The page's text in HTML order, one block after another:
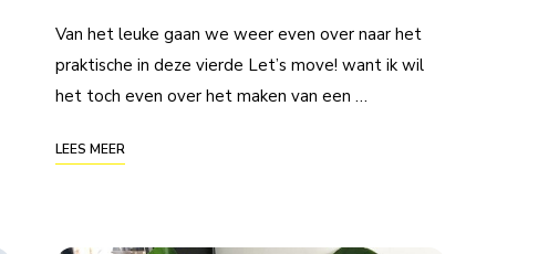
Van het leuke gaan we weer even over naar het
praktische in deze vierde Let’s move! want ik wil
het toch even over het maken van een …
LEES MEER